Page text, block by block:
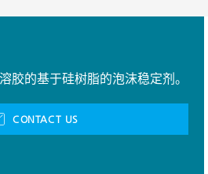
胶的基于硅树脂的泡沫稳定剂。
CONTACT US